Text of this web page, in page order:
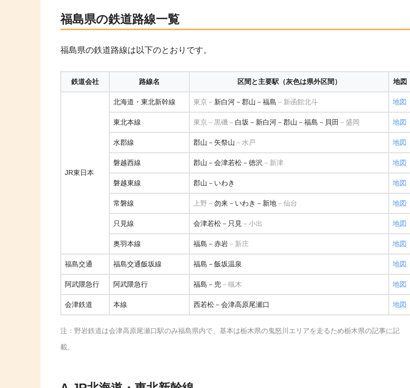
福島県の鉄道路線一覧
福島県の鉄道路線は以下のとおりです。
鉄道会社 路線名 区間と主要駅（灰色は県外区間） 地図
JR東日本
北海道・東北新幹線 東京－ 新白河－郡山－福島 －新函館北斗 地図
東北本線 東京－黒磯－ 白坂－新白河－郡山－福島－貝田 －盛岡 地図
水郡線 郡山－矢祭山 －水戸 地図
磐越西線 郡山－会津若松－徳沢 －新津 地図
磐越東線 郡山－いわき 地図
常磐線 上野－ 勿来－いわき－新地 －仙台 地図
只見線 会津若松－只見 －小出 地図
奥羽本線 福島－赤岩 －新庄 地図
福島交通 福島交通飯坂線 福島－飯坂温泉 地図
阿武隈急行 阿武隈急行 福島－兜 －槻木 地図
会津鉄道 本線 西若松－会津高原尾瀬口 地図
注：野岩鉄道は会津高原尾瀬口駅のみ福島県内で、基本は栃木県の鬼怒川エリアを走るため栃木県の記事に記
載。